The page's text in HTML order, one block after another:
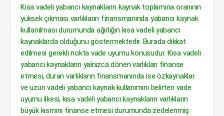
Kısa vadeli yabancı kaynakların kaynak toplamına oranının
yüksek çıkması varlıkların finansmanında yabancı kaynak
kullanılması durumunda ağırlığın kısa vadeli yabancı
kaynaklarda olduğunu göstermektedir. Burada dikkat
edilmesi gerekli nokta vade uyumu konusudur. Kısa vadeli
yabancı kaynakların yalnızca dönen varlıkları finanse
etmesi, duran varlıkların finansmanında ise özkaynaklar
ve uzun vadeli yabancı kaynak kullanımını belirten vade
uyumu ilkesi, kısa vadeli yabancı kaynakların varlıkların
büyük kısmını finanse etmesi durumunda zedelenmiş